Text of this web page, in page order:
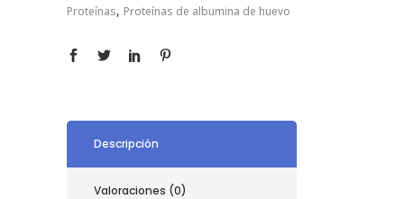
Proteínas, Proteínas de albumina de huevo
Descripción
Valoraciones (0)